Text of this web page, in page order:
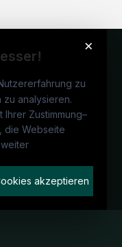
×
Nutzererfahrung zu
analysieren.
Ihrer Zustimmung–
die Webseite
akzeptieren